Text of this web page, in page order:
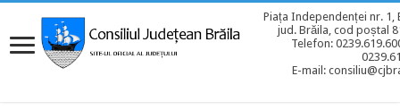
Piața Independenței nr. 1,
jud. Brăila, cod poștal
Telefon:
E-mail: